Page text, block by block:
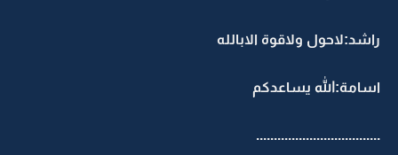
راشد:لاحول ولاقوة الابالله
اسامة:الله يساعدكم
...................................